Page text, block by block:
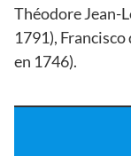
Théodore Jean-
1791), Francisco
en 1746).